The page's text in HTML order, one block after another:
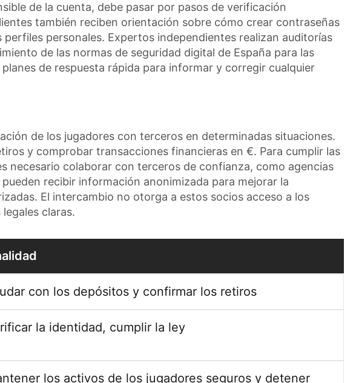
de la cuenta, debe pasar por pasos de verificación
también reciben orientación sobre cómo crear contraseñas
personales. Expertos independientes realizan auditorías
de las normas de seguridad digital de España para las
de respuesta rápida para informar y corregir cualquier
de los jugadores con terceros en determinadas situaciones.
y comprobar transacciones financieras en €. Para cumplir las
necesario colaborar con terceros de confianza, como agencias
recibir información anonimizada para mejorar la
El intercambio no otorga a estos socios acceso a los
claras.
con los depósitos y confirmar los retiros
la identidad, cumplir la ley
los activos de los jugadores seguros y detener